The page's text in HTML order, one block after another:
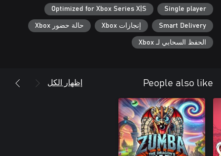
Single player
Optimized for Xbox Series X|S
Smart Delivery إنجازات Xbox حالة حضور Xbox
الحفظ السحابي لـ Xbox
People also like إظهار الكل